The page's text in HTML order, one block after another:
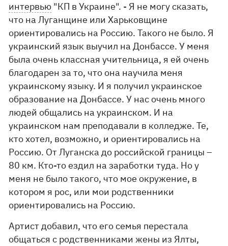
интервью "КП в Украине". - Я не могу сказать,
что на Луганщине или Харьковщине
ориентировались на Россию. Такого не было. Я
украинский язык выучил на Донбассе. У меня
была очень классная учительница, я ей очень
благодарен за то, что она научила меня
украинскому языку. И я получил украинское
образование на Донбассе. У нас очень много
людей общались на украинском. И на
украинском нам преподавали в колледже. Те,
кто хотел, возможно, и ориентировались на
Россию. От Луганска до российской границы –
80 км. Кто-то ездил на заработки туда. Но у
меня не было такого, что мое окружение, в
котором я рос, или мои родственники
ориентировались на Россию.
Артист добавил, что его семья перестала
общаться с родственниками жены из Ялты,